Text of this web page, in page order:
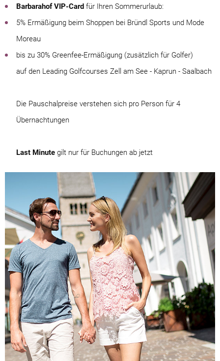
Barbarahof VIP-Card für Ihren Sommerurlaub:
5% Ermäßigung beim Shoppen bei Bründl Sports und Mode
Moreau
bis zu 30% Greenfee-Ermäßigung (zusätzlich für Golfer)
auf den Leading Golfcourses Zell am See - Kaprun - Saalbach
Die Pauschalpreise verstehen sich pro Person für 4
Übernachtungen
Last Minutegilt nur für Buchungen ab jetzt